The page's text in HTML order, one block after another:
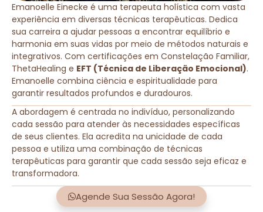
Emanoelle Einecke é uma terapeuta holística com vasta
experiência em diversas técnicas terapêuticas. Dedica
sua carreira a ajudar pessoas a encontrar equilíbrio e
harmonia em suas vidas por meio de métodos naturais e
integrativos. Com certificações em Constelação Familiar,
ThetaHealing e EFT (Técnica de Liberação Emocional).
Emanoelle combina ciência e espiritualidade para
garantir resultados profundos e duradouros.
A abordagem é centrada no indivíduo, personalizando
cada sessão para atender às necessidades específicas
de seus clientes. Ela acredita na unicidade de cada
pessoa e utiliza uma combinação de técnicas
terapêuticas para garantir que cada sessão seja eficaz e
transformadora.
Agende Sua Sessão Agora!